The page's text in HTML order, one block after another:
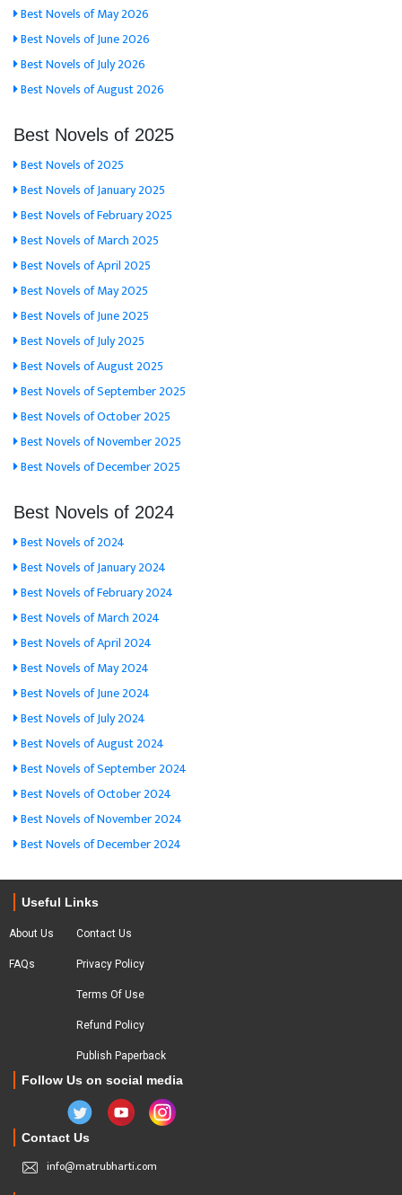
Best Novels of May 2026
Best Novels of June 2026
Best Novels of July 2026
Best Novels of August 2026
Best Novels of 2025
Best Novels of 2025
Best Novels of January 2025
Best Novels of February 2025
Best Novels of March 2025
Best Novels of April 2025
Best Novels of May 2025
Best Novels of June 2025
Best Novels of July 2025
Best Novels of August 2025
Best Novels of September 2025
Best Novels of October 2025
Best Novels of November 2025
Best Novels of December 2025
Best Novels of 2024
Best Novels of 2024
Best Novels of January 2024
Best Novels of February 2024
Best Novels of March 2024
Best Novels of April 2024
Best Novels of May 2024
Best Novels of June 2024
Best Novels of July 2024
Best Novels of August 2024
Best Novels of September 2024
Best Novels of October 2024
Best Novels of November 2024
Best Novels of December 2024
Useful Links
About Us
FAQs
Contact Us
Privacy Policy
Terms Of Use
Refund Policy
Publish Paperback
Follow Us on social media
Contact Us
info@matrubharti.com